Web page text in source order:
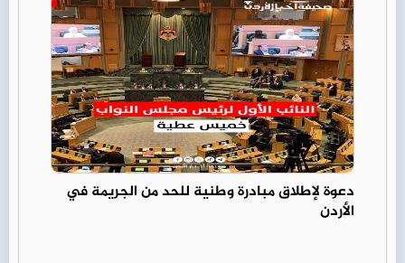
دعوة لإطلاق مبادرة وطنية للحد من الجريمة في
الأردن